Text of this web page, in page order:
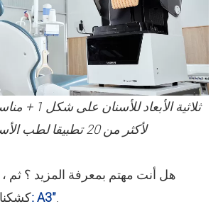
لأكثر من 20 تطبيقا لطب الأسنان
هل أنت مهتم بمعرفة المزيد ؟ ثم ،
"صالة: 3 حامل: A3"